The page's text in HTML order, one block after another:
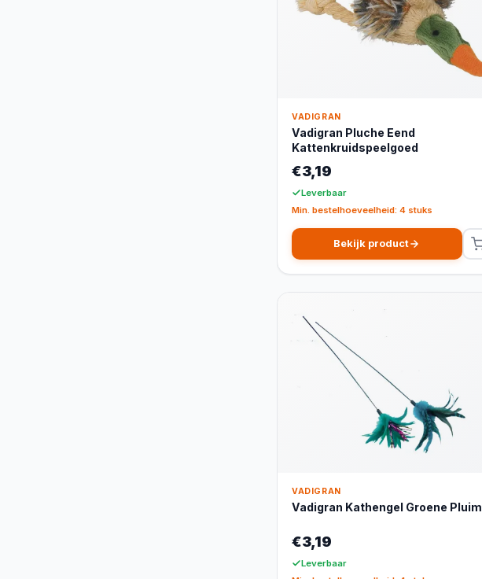
VADIGRAN
Vadigran Pluche Eend
Kattenkruidspeelgoed
€3,19
Leverbaar
Min. bestelhoeveelheid: 4 stuks
Bekijk product
VADIGRAN
Vadigran Kathengel Groene Pluim
€3,19
Leverbaar